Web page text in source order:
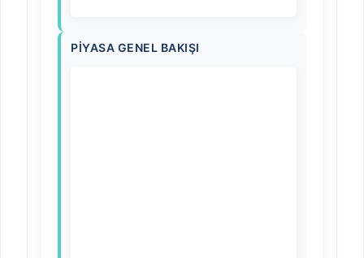
PIYASA GENEL BAKIŞI